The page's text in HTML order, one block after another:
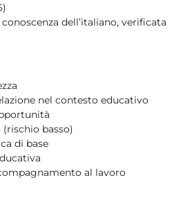
dell’italiano, verificata
nel contesto educativo
(rischio basso)
di base
al lavoro